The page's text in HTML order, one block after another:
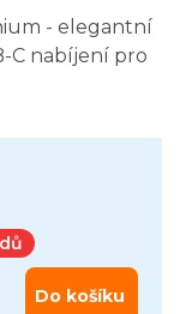
- elegantní
C nabíjení pro
Do košíku